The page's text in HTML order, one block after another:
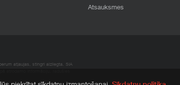
Atsauksmes
atļaujas, stingri aizliegta. SIA